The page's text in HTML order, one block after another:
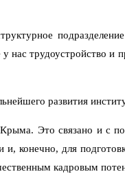
нас трудоустройство и
развития
Это связано и с
конечно, для
кадровым